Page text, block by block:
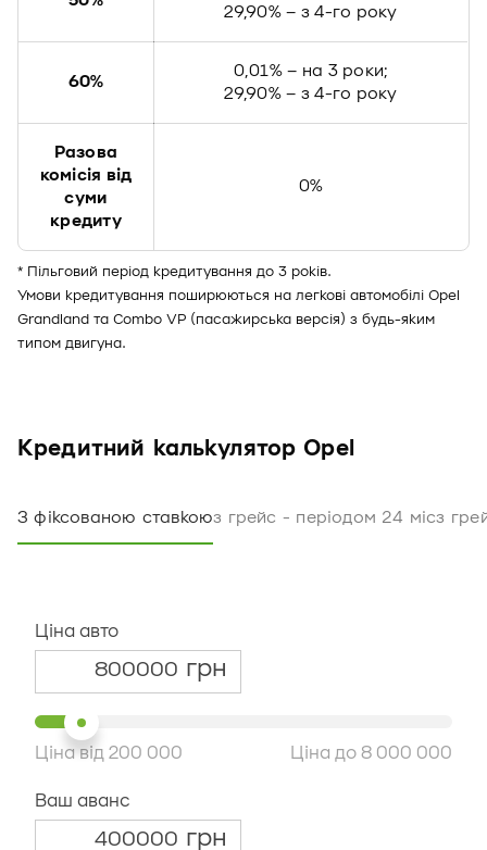
29,90% – з 4-го року
60%
0,01% – на 3 роки;
29,90% – з 4-го року
Разова
комісія від
суми
кредиту
0%
* Пільговий період кредитування до 3 років.
Умови кредитування поширюються на легкові автомобілі Opel
Grandland та Combo VP (пасажирська версія) з будь-яким
типом двигуна.
Кредитний калькулятор Opel
З фіксованою ставкоюз грейс - періодом 24 місз